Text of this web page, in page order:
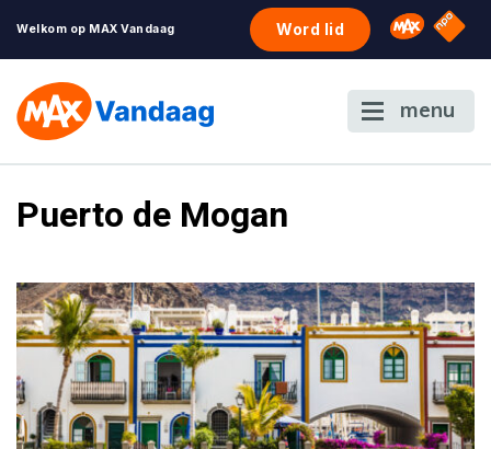
Welkom op MAX Vandaag Word lid Omroep
NPO
menu
Puerto de Mogan